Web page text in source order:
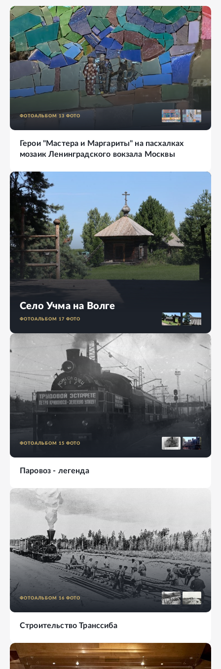
ФОТОАЛЬБОМ 13 ФОТО
Герои "Мастера и Маргариты" на пасхалках
мозаик Ленинградского вокзала Москвы
Село Учма на Волге
ФОТОАЛЬБОМ 17 ФОТО
ФОТОАЛЬБОМ 15 ФОТО
Паровоз - легенда
ФОТОАЛЬБОМ 16 ФОТО
Строительство Транссиба